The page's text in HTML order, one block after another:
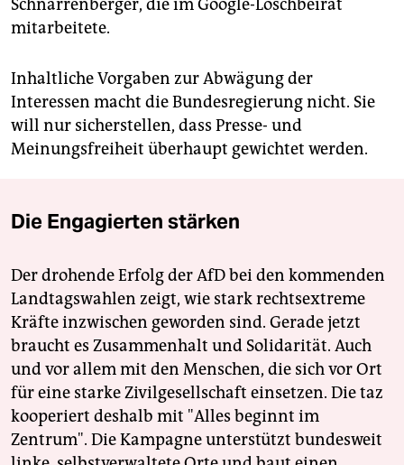
Schnarrenberger, die im Google-Löschbeirat
mitarbeitete.
Inhaltliche Vorgaben zur Abwägung der
Interessen macht die Bundesregierung nicht. Sie
will nur sicherstellen, dass Presse- und
Meinungsfreiheit überhaupt gewichtet werden.
Die Engagierten stärken
Der drohende Erfolg der AfD bei den kommenden
Landtagswahlen zeigt, wie stark rechtsextreme
Kräfte inzwischen geworden sind. Gerade jetzt
braucht es Zusammenhalt und Solidarität. Auch
und vor allem mit den Menschen, die sich vor Ort
für eine starke Zivilgesellschaft einsetzen. Die taz
kooperiert deshalb mit "Alles beginnt im
Zentrum". Die Kampagne unterstützt bundesweit